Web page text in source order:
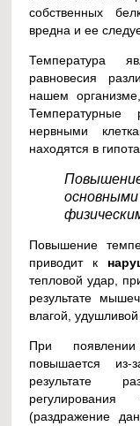
собственных
вредна и ее
Температура
равновесия
нашем
Температурные
нервными
находятся в
Повышение
приводит к
тепловой удар,
результате
влагой,
При
повышается из-
результате
регулирования
(раздражение